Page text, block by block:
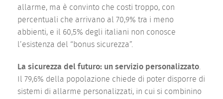
allarme, ma è convinto che costi troppo, con
percentuali che arrivano al 70,9% tra i meno
abbienti, e il 60,5% degli italiani non conosce
l’esistenza del “bonus sicurezza”.
La sicurezza del futuro: un servizio personalizzato
Il 79,6% della popolazione chiede di poter disporre di
sistemi di allarme personalizzati, in cui si combinino